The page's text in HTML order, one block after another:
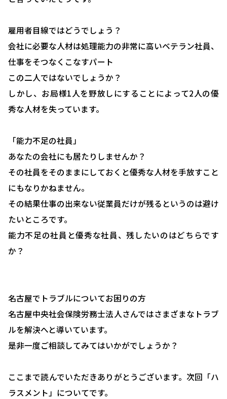
選ばれる理由
助成金について
就業規則について
採用コンサルティング
人事評価制度について
確定拠出型年金について
社会保険・給与計算について
労務システム管理について
お客様の声
ブログ＆ニュース
会社概要
雇用者目線ではどうでしょう？
会社に必要な人材は処理能力の非常に高いベテラン社員、
仕事をそつなくこなすパート
この二人ではないでしょうか？
しかし、お局様1人を野放しにすることによって2人の優
秀な人材を失っています。
「能力不足の社員」
あなたの会社にも居たりしませんか？
その社員をそのままにしておくと優秀な人材を手放すこと
にもなりかねません。
その結果仕事の出来ない従業員だけが残るというのは避け
たいところです。
能力不足の社員と優秀な社員、残したいのはどちらです
か？
名古屋でトラブルについてお困りの方
名古屋中央社会保険労務士法人さんではさまざまなトラブ
ルを解決へと導いています。
是非一度ご相談してみてはいかがでしょうか？
ここまで読んでいただきありがとうございます。次回「ハ
ラスメント」についてです。